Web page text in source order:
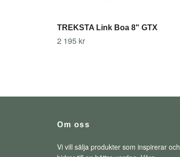
TREKSTA Link Boa 8" GTX
2 195 kr
Om oss
Vi vill sälja produkter som inspirerar och